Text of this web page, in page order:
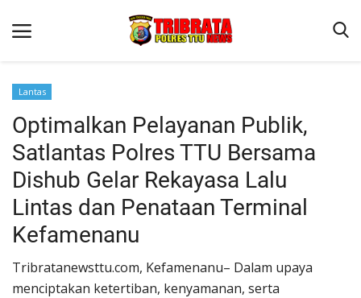
Beranda
Terms & Conditions
Reskrim
Binkam
Lantas
OPINI
Lantas
Optimalkan Pelayanan Publik,
Satlantas Polres TTU Bersama
Dishub Gelar Rekayasa Lalu
Lintas dan Penataan Terminal
Kefamenanu
Tribratanewsttu.com, ​Kefamenanu– Dalam upaya
menciptakan ketertiban, kenyamanan, serta